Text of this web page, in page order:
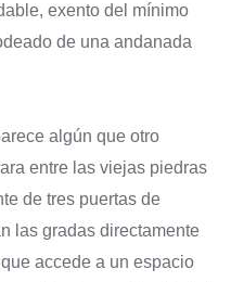
exento del mínimo
de una andanada
algún que otro
entre las viejas piedras
de tres puertas de
las gradas directamente
accede a un espacio